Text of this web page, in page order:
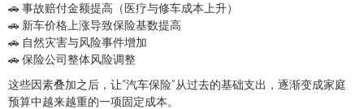
🚗 事故赔付金额提高（医疗与修车成本上升）
🚗 新车价格上涨导致保险基数提高
🚗 自然灾害与风险事件增加
🚗 保险公司整体风险调整
这些因素叠加之后，让“汽车保险”从过去的基础支出，逐渐变成家庭
预算中越来越重的一项固定成本。